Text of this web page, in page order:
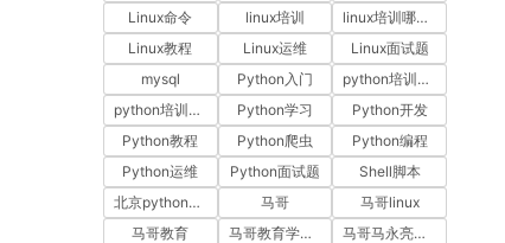
Linux命令
linux培训
linux培训哪家好
Linux教程
Linux运维
Linux面试题
mysql
Python入门
python培训哪家好
python培训排名
Python学习
Python开发
Python教程
Python爬虫
Python编程
Python运维
Python面试题
Shell脚本
北京python培训
马哥
马哥linux
马哥教育
马哥教育学员故事 马哥马永亮，马哥linux讲师，马哥教育ceo